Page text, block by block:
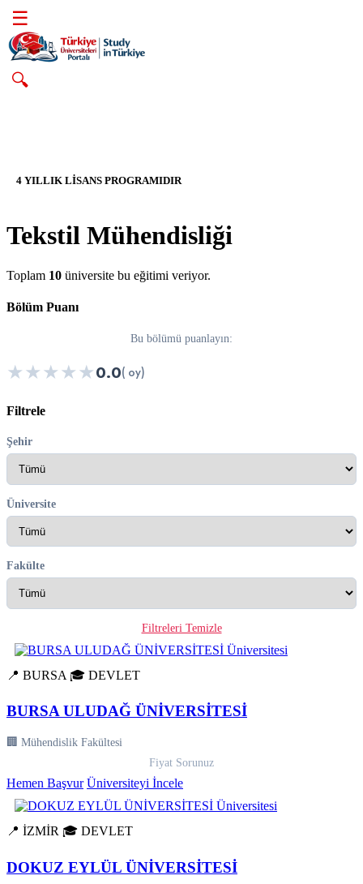
☰
🔍
4 YILLIK LİSANS PROGRAMIDIR
Tekstil Mühendisliği
Toplam 10 üniversite bu eğitimi veriyor.
Bölüm Puanı
Bu bölümü puanlayın:
★★★★★0.0( oy)
Filtrele
Şehir
Üniversite
Fakülte
Filtreleri Temizle
📍 BURSA 🎓 DEVLET
BURSA ULUDAĞ ÜNİVERSİTESİ
🏢 Mühendislik Fakültesi
Fiyat Sorunuz
Hemen Başvur Üniversiteyi İncele
📍 İZMİR 🎓 DEVLET
DOKUZ EYLÜL ÜNİVERSİTESİ